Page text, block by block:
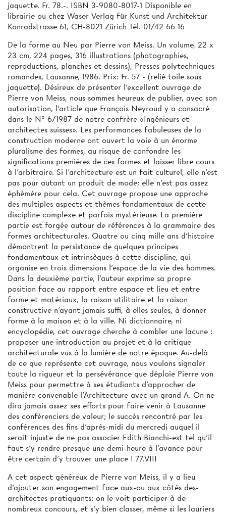
jaquette. Fr. 78.-. ISBN 3-9080-8017-1 Disponible en
librairie ou chez Waser Verlag für Kunst und Architektur
Konradstrasse 61, CH-8021 Zürich Tél. 01/42 66 16
De la forme au Neu par Pierre von Meiss. Un volume, 22 x
23 cm, 224 pages, 316 illustrations (photographies,
reproductions, planches et dessins), Presses polytechniques
romandes, Lausanne, 1986. Prix: Fr. 57 - (relié toile sous
jaquette). Désireux de présenter l'excellent ouvrage de
Pierre von Meiss, nous sommes heureux de publier, avec son
autorisation, l'article que François Neyroud y a consacré
dans le N° 6/1987 de notre confrère «Ingénieurs et
architectes suisses». Les performances fabuleuses de la
construction moderne ont ouvert la voie à un énorme
pluralisme des formes, au risque de confondre les
significations premières de ces formes et laisser libre cours
à l'arbitraire. Si l'architecture est un fait culturel, elle n'est
pas pour autant un produit de mode; elle n'est pas assez
éphémère pour cela. Cet ouvrage propose une approche
des multiples aspects et thèmes fondamentaux de cette
discipline complexe et parfois mystérieuse. La première
partie est forgée autour de références à la grammaire des
formes architecturales. Quatre ou cinq mille ans d'histoire
démontrent la persistance de quelques principes
fondamentaux et intrinsèques à cette discipline, qui
organise en trois dimensions l'espace de la vie des hommes.
Dans la deuxième partie, l’auteur exprime sa propre
position face au rapport entre espace et lieu et entre
forme et matériaux, la raison utilitaire et la raison
constructive n'ayant jamais suffi, à elles seules, à donner
forme à la maison et à la ville. Ni dictionnaire, ni
encyclopédie, cet ouvrage cherche à combler une lacune :
proposer une introduction au projet et à la critique
architecturale vus à la lumière de notre époque. Au-delà
de ce que représente cet ouvrage, nous voulons signaler
toute la rigueur et la persévérance que déploie Pierre von
Meiss pour permettre à ses étudiants d’approcher de
manière convenable l'Architecture avec un grand A. On ne
dira jamais assez ses efforts pour faire venir à Lausanne
des conférenciers de valeur; le succès rencontré par les
conférences des fins d'après-midi du mercredi auquel il
serait injuste de ne pas associer Edith Bianchi-est tel qu'il
faut s’y rendre presque une demi-heure à l'avance pour
être certain d'y trouver une place ! 77.VIII
A cet aspect généreux de Pierre von Meiss, il y a lieu
d'ajouter son engagement face aux-ou aux côtés des-
architectes pratiquants: on le voit participer à de
nombreux concours, et s'y bien classer, même si les lauriers